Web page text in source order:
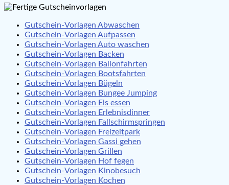
Gutschein-Vorlagen Abwaschen
Gutschein-Vorlagen Aufpassen
Gutschein-Vorlagen Auto waschen
Gutschein-Vorlagen Backen
Gutschein-Vorlagen Ballonfahrten
Gutschein-Vorlagen Bootsfahrten
Gutschein-Vorlagen Bügeln
Gutschein-Vorlagen Bungee Jumping
Gutschein-Vorlagen Eis essen
Gutschein-Vorlagen Erlebnisdinner
Gutschein-Vorlagen Fallschirmspringen
Gutschein-Vorlagen Freizeitpark
Gutschein-Vorlagen Gassi gehen
Gutschein-Vorlagen Grillen
Gutschein-Vorlagen Hof fegen
Gutschein-Vorlagen Kinobesuch
Gutschein-Vorlagen Kochen